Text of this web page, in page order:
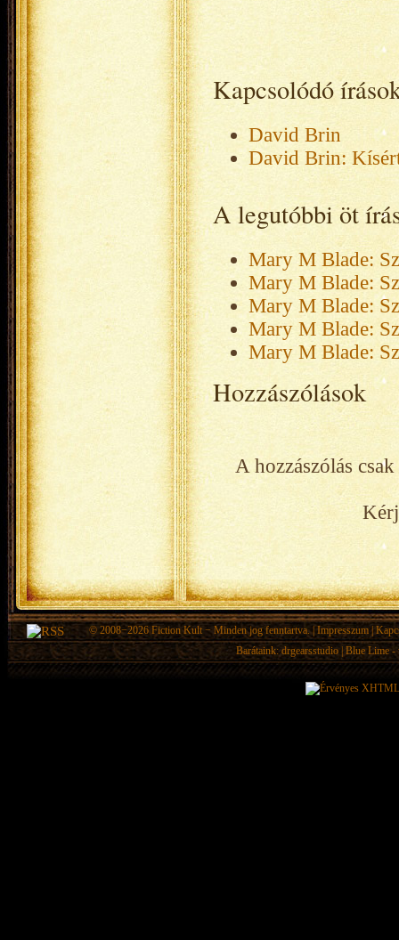
Kapcsolódó
David Brin
David Brin:
A legutóbbi öt
Mary M Blade:
Mary M Blade:
Mary M Blade:
Mary M Blade:
Mary M Blade:
Hozzászólások
A hozzászólás
© 2008−2026 Fiction Kult − Minden jog fenntartva. | Impresszum|
Barátaink:drgearsstudio Blue Lime -